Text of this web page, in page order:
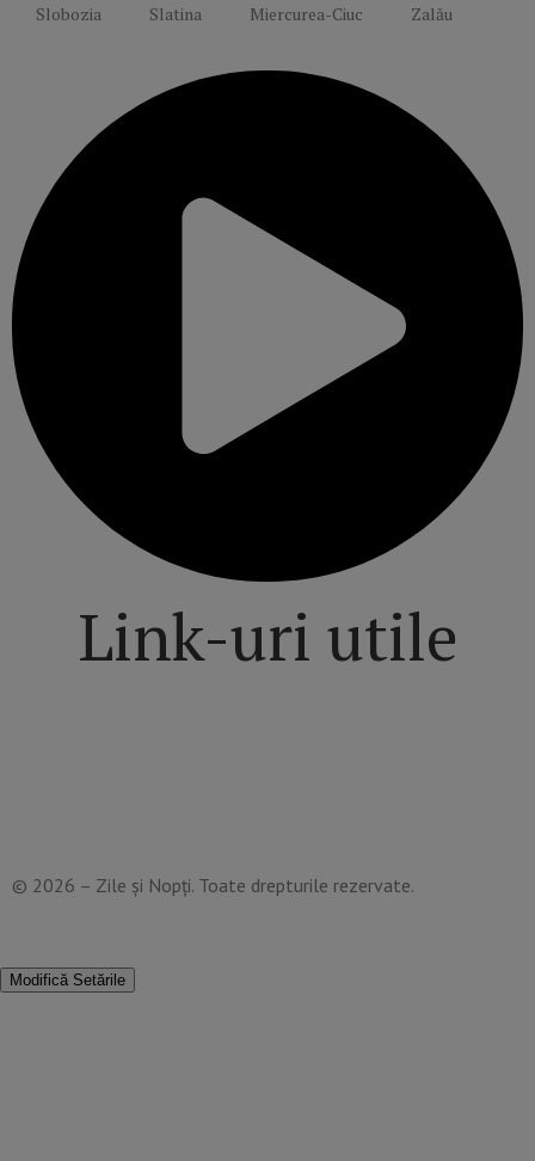
Slobozia Slatina Miercurea-Ciuc Zalău
Link-uri utile
© 2026 – Zile și Nopți. Toate drepturile rezervate.
Modifică Setările